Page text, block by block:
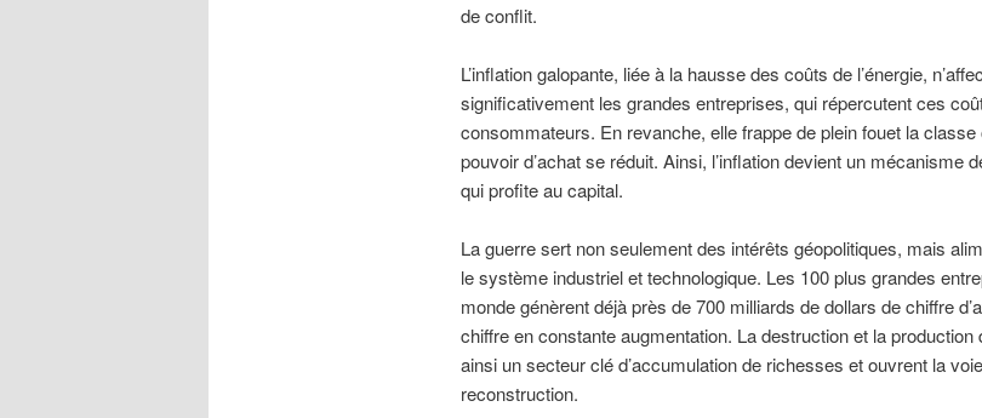
de conflit.
L’inflation galopante, liée à la hausse des coûts de l’énergie,
significativement les grandes entreprises, qui répercutent ces
consommateurs. En revanche, elle frappe de plein fouet la classe
pouvoir d’achat se réduit. Ainsi, l’inflation devient un mécanisme
qui profite au capital.
La guerre sert non seulement des intérêts géopolitiques, mais
le système industriel et technologique. Les 100 plus grandes
monde génèrent déjà près de 700 milliards de dollars de chiffre
chiffre en constante augmentation. La destruction et la production
ainsi un secteur clé d’accumulation de richesses et ouvrent la
reconstruction.